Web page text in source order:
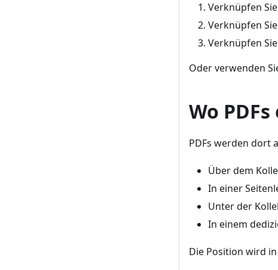
Verknüpfen
Verknüpfen
Verknüpfen
Oder verwenden
Wo
PDFs werden dort
Über dem
In einer
Unter der
In einem
Die Position wird